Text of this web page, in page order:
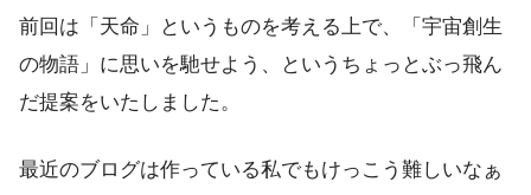
前回は「天命」というものを考える上で、「宇宙創生
の物語」に思いを馳せよう、というちょっとぶっ飛ん
だ提案をいたしました。
最近のブログは作っている私でもけっこう難しいなぁ